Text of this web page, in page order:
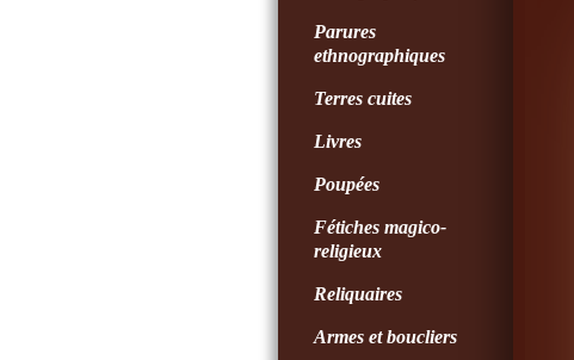
Parures
ethnographiques
Terres cuites
Livres
Poupées
Fétiches magico-
religieux
Reliquaires
Armes et boucliers